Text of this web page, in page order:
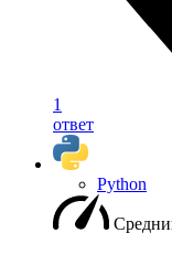
1
ответ
Python